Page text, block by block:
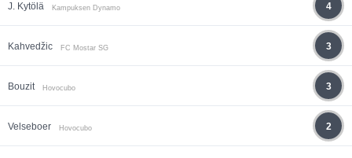
J. Kytölä Kampuksen Dynamo 4
Kahvedžic FC Mostar SG 3
Bouzit Hovocubo 3
Velseboer Hovocubo 2